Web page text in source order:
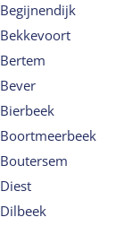
Begijnendijk
Bekkevoort
Bertem
Bever
Bierbeek
Boortmeerbeek
Boutersem
Diest
Dilbeek